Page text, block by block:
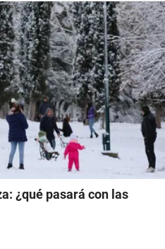
¿qué pasará con las